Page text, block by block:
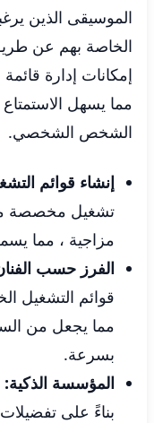
الموسيقى الذين
الخاصة بهم عن طريق
إمكانات إدارة
مما يسهل
الشخص الشخصي.
إنشاء قوائم
تشغيل مخصصة
مزاجية ، مما
الفرز حسب
قوائم التشغيل
مما يجعل من
بسرعة.
المؤسسة الذكية:
بناءً على